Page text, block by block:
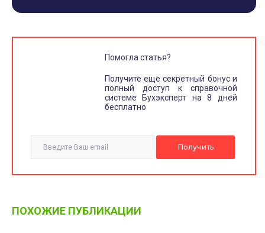
Помогла статья?
Получите еще секретный бонус и
полный доступ к справочной
системе Бухэксперт на 8 дней
бесплатно
ПОХОЖИЕ ПУБЛИКАЦИИ